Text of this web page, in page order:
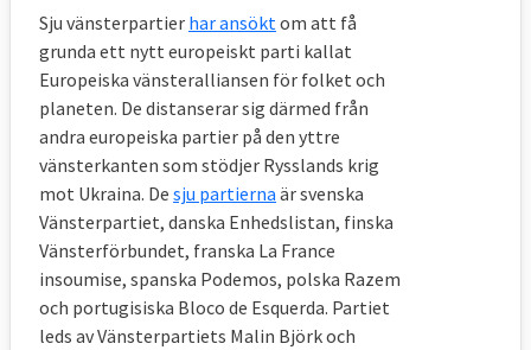
Sju vänsterpartier har ansökt om att få
grunda ett nytt europeiskt parti kallat
Europeiska vänsteralliansen för folket och
planeten. De distanserar sig därmed från
andra europeiska partier på den yttre
vänsterkanten som stödjer Rysslands krig
mot Ukraina. De sju partierna är svenska
Vänsterpartiet, danska Enhedslistan, finska
Vänsterförbundet, franska La France
insoumise, spanska Podemos, polska Razem
och portugisiska Bloco de Esquerda. Partiet
leds av Vänsterpartiets Malin Björk och